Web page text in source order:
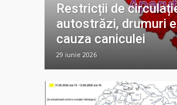
Restricții de
autostrăzi, drumuri
cauza caniculei
29 iunie 2026